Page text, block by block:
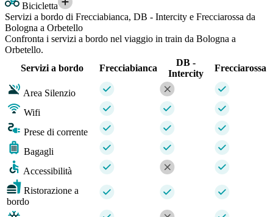
Bicicletta
Servizi a bordo di Frecciabianca, DB - Intercity e Frecciarossa da
Bologna a Orbetello
Confronta i servizi a bordo nel viaggio in train da Bologna a
Orbetello.
Servizi a bordo
Frecciabianca
DB -
Intercity
Frecciarossa
Area Silenzio
Wifi
Prese di corrente
Bagagli
Accessibilità
Ristorazione a
bordo